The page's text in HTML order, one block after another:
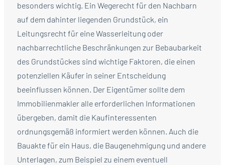
besonders wichtig. Ein Wegerecht für den Nachbarn
auf dem dahinter liegenden Grundstück, ein
Leitungsrecht für eine Wasserleitung oder
nachbarrechtliche Beschränkungen zur Bebaubarkeit
des Grundstückes sind wichtige Faktoren, die einen
potenziellen Käufer in seiner Entscheidung
beeinflussen können. Der Eigentümer sollte dem
Immobilienmakler alle erforderlichen Informationen
übergeben, damit die Kaufinteressenten
ordnungsgemäß informiert werden können. Auch die
Bauakte für ein Haus, die Baugenehmigung und andere
Unterlagen, zum Beispiel zu einem eventuell